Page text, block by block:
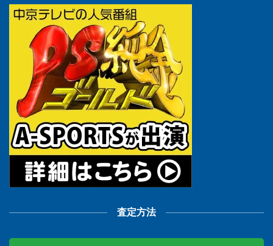
査定方法